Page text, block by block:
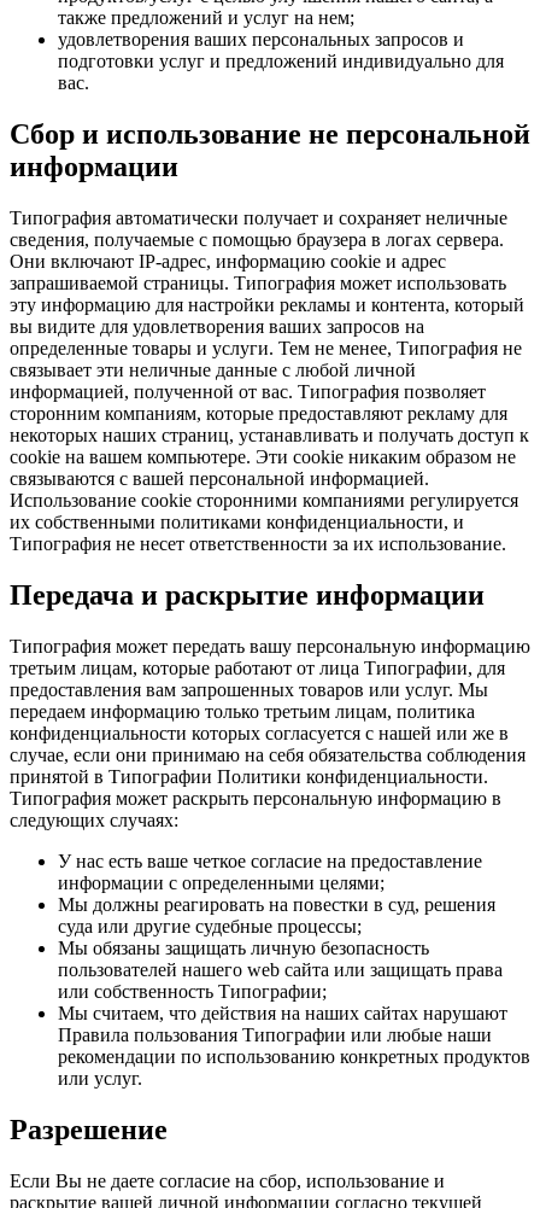
также предложений и услуг на нем;
удовлетворения ваших персональных запросов и
подготовки услуг и предложений индивидуально для
вас.
Сбор и использование не персональной
информации
Типография автоматически получает и сохраняет неличные
сведения, получаемые с помощью браузера в логах сервера.
Они включают IP-адрес, информацию cookie и адрес
запрашиваемой страницы. Типография может использовать
эту информацию для настройки рекламы и контента, который
вы видите для удовлетворения ваших запросов на
определенные товары и услуги. Тем не менее, Типография не
связывает эти неличные данные с любой личной
информацией, полученной от вас. Типография позволяет
сторонним компаниям, которые предоставляют рекламу для
некоторых наших страниц, устанавливать и получать доступ к
cookie на вашем компьютере. Эти cookie никаким образом не
связываются с вашей персональной информацией.
Использование cookie сторонними компаниями регулируется
их собственными политиками конфиденциальности, и
Типография не несет ответственности за их использование.
Передача и раскрытие информации
Типография может передать вашу персональную информацию
третьим лицам, которые работают от лица Типографии, для
предоставления вам запрошенных товаров или услуг. Мы
передаем информацию только третьим лицам, политика
конфиденциальности которых согласуется с нашей или же в
случае, если они принимаю на себя обязательства соблюдения
принятой в Типографии Политики конфиденциальности.
Типография может раскрыть персональную информацию в
следующих случаях:
У нас есть ваше четкое согласие на предоставление
информации с определенными целями;
Мы должны реагировать на повестки в суд, решения
суда или другие судебные процессы;
Мы обязаны защищать личную безопасность
пользователей нашего web сайта или защищать права
или собственность Типографии;
Мы считаем, что действия на наших сайтах нарушают
Правила пользования Типографии или любые наши
рекомендации по использованию конкретных продуктов
или услуг.
Разрешение
Если Вы не даете согласие на сбор, использование и
раскрытие вашей личной информации согласно текущей